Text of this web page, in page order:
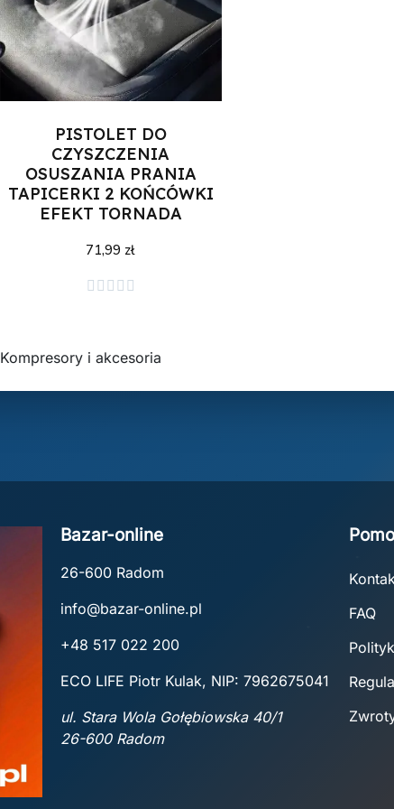
PISTOLET DO
CZYSZCZENIA
OSUSZANIA PRANIA
TAPICERKI 2 KOŃCÓWKI
EFEKT TORNADA
71,99 zł
    
Dodaj do koszyka
Kompresory i akcesoria
Bazar-online
26-600 Radom
info@bazar-online.pl
+48 517 022 200
ECO LIFE Piotr Kulak, NIP: 7962675041
ul. Stara Wola Gołębiowska 40/1
26-600 Radom
FAQ